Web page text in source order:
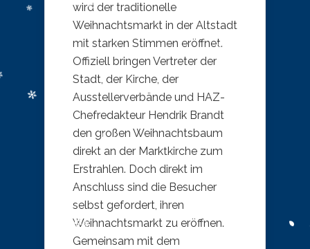
wird der traditionelle
Weihnachtsmarkt in der Altstadt
mit starken Stimmen eröffnet.
Offiziell bringen Vertreter der
Stadt, der Kirche, der
Ausstellerverbände und HAZ-
Chefredakteur Hendrik Brandt
den großen Weihnachtsbaum
direkt an der Marktkirche zum
Erstrahlen. Doch direkt im
Anschluss sind die Besucher
selbst gefordert, ihren
Weihnachtsmarkt zu eröffnen.
Gemeinsam mit dem